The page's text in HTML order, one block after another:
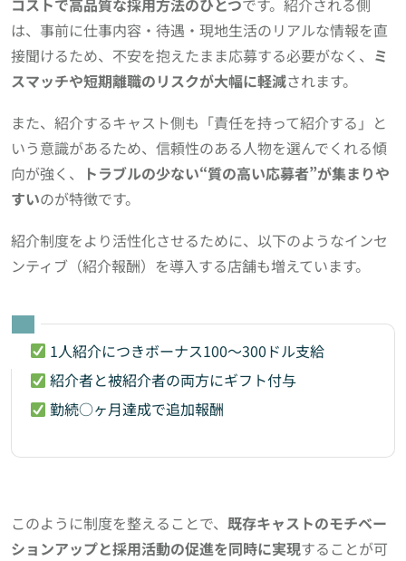
は、事前に仕事内容・待遇・現地生活のリアルな情報を直
接聞けるため、不安を抱えたまま応募する必要がなく、 ミ
スマッチや短期離職のリスクが大幅に軽減されます。
また、紹介するキャスト側も「責任を持って紹介する」と
いう意識があるため、信頼性のある人物を選んでくれる傾
向が強く、
トラブルの少ない“質の高い応募者”が集まりや
すいのが特徴です。
紹介制度をより活性化させるために、以下のようなインセ
ンティブ（紹介報酬）を導入する店舗も増えています。
1人紹介につきボーナス100〜300ドル支給
紹介者と被紹介者の両方にギフト付与
勤続○ヶ月達成で追加報酬
このように制度を整えることで、 既存キャストのモチベー
ションアップと採用活動の促進を同時に実現することが可